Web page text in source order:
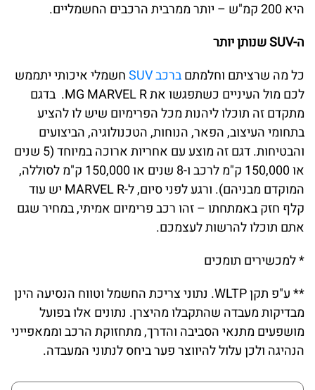
היא 200 קמ"ש – יותר ממרבית הרכבים החשמליים.
ה-SUV שנותן יותר
כל מה שרציתם וחלמתםברכב SUV
חשמלי איכותי יתממש
לכם מול העיניים כשתפגשו את MG MARVEL R. בדגם
מתקדם זה תוכלו ליהנות מכל הפרימיום שיש לו להציע
בתחומי העיצוב, הפאר, הנוחות, הטכנולוגיה, הביצועים
והבטיחות. דגם זה מוצע עם אחריות ארוכה במיוחד (5 שנים
או 150,000 ק"מ לרכב ו-8 שנים או 150,000 ק"מ לסוללה,
המוקדם מבניהם). ורגע לפני סיום, ל-MARVEL R יש עוד
קלף חזק באמתחתו – זהו רכב פרימיום אמיתי, במחיר שגם
אתם תוכלו להרשות לעצמכם.
* למכשירים תומכים
** ע"פ תקן WLTP. נתוני צריכת החשמל וטווח הנסיעה הינן
מבדיקות מעבדה שהתקבלו מהיצרן. נתונים אלו בפועל
מושפעים מתנאי הסביבה והדרך, מתחזוקת הרכב וממאפייני
הנהיגה ולכן עלול להיווצר פער ביחס לנתוני המעבדה.